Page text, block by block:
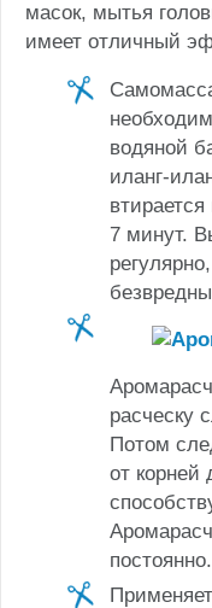
масок, мытья
имеет отличный
водяной
иланг-
7 минут.
расческу
Потом
от корней
постоянно.